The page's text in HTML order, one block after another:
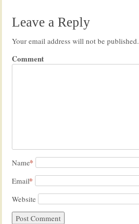
Leave a Reply
Your email address will not be published.
Comment
Name*
Email*
Website